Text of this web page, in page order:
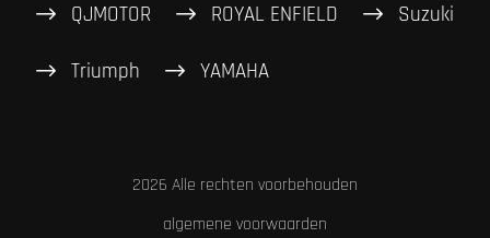
QJMOTOR ROYAL ENFIELD Suzuki
Triumph YAMAHA
2026 Alle rechten voorbehouden
algemene voorwaarden